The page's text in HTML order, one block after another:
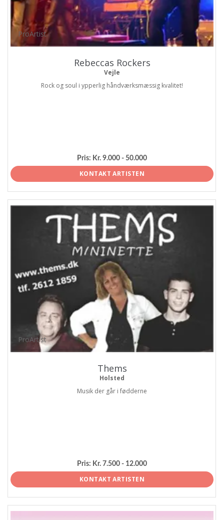
ProArtist
Rebeccas Rockers
Vejle
Rock og soul i ypperlig håndværksmæssig kvalitet!
Pris: Kr. 9.000 - 50.000
KONTAKT ARTISTEN
ProArtist
Thems
Holsted
Musik der går i fødderne
Pris: Kr. 7.500 - 12.000
KONTAKT ARTISTEN